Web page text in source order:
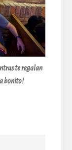
te regalan
bonito!